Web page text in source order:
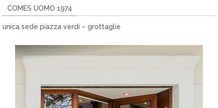
COMES UOMO 1974
unica sede piazza verdi – grottaglie